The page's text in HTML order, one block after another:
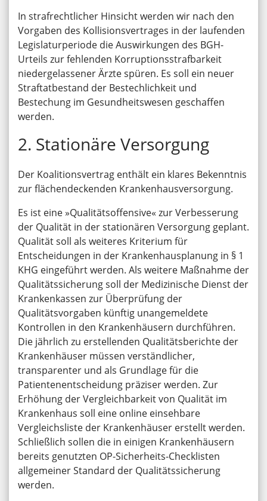
In strafrechtlicher Hinsicht werden wir nach den
Vorgaben des Kollisionsvertrages in der laufenden
Legislaturperiode die Auswirkungen des BGH-
Urteils zur fehlenden Korruptionsstrafbarkeit
niedergelassener Ärzte spüren. Es soll ein neuer
Straftatbestand der Bestechlichkeit und
Bestechung im Gesundheitswesen geschaffen
werden.
2. Stationäre Versorgung
Der Koalitionsvertrag enthält ein klares Bekenntnis
zur flächendeckenden Krankenhausversorgung.
Es ist eine »Qualitätsoffensive« zur Verbesserung
der Qualität in der stationären Versorgung geplant.
Qualität soll als weiteres Kriterium für
Entscheidungen in der Krankenhausplanung in § 1
KHG eingeführt werden. Als weitere Maßnahme der
Qualitätssicherung soll der Medizinische Dienst der
Krankenkassen zur Überprüfung der
Qualitätsvorgaben künftig unangemeldete
Kontrollen in den Krankenhäusern durchführen.
Die jährlich zu erstellenden Qualitätsberichte der
Krankenhäuser müssen verständlicher,
transparenter und als Grundlage für die
Patientenentscheidung präziser werden. Zur
Erhöhung der Vergleichbarkeit von Qualität im
Krankenhaus soll eine online einsehbare
Vergleichsliste der Krankenhäuser erstellt werden.
Schließlich sollen die in einigen Krankenhäusern
bereits genutzten OP-Sicherheits-Checklisten
allgemeiner Standard der Qualitätssicherung
werden.